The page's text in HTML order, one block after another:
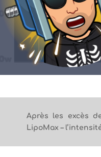
Après les excès
LipoMax –